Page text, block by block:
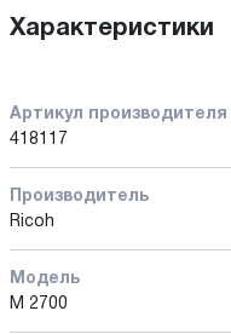
Характеристики
Артикул производителя
418117
Производитель
Ricoh
Модель
M 2700